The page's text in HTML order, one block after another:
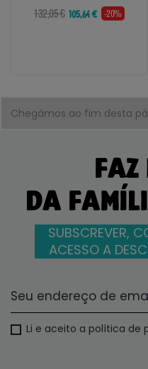
132,05 € 105,64 € -20%
Chegámos ao fim desta
FAZ
DA
SUBSCREVER,
ACESSO A
Li e aceito a política de